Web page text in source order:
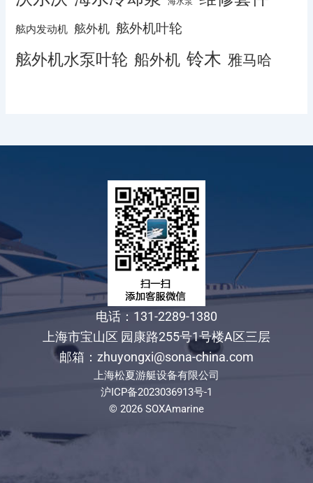
舷内发动机 舷外机 舷外机叶轮
舷外机水泵叶轮 船外机 铃木 雅马哈
电话：131-2289-1380
上海市宝山区 园康路255号1号楼A区三层
邮箱：zhuyongxi@sona-china.com
上海松夏游艇设备有限公司
沪ICP备2023036913号-1
© 2026 SOXAmarine